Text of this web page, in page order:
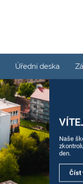
Úřední deska
Naše
den.
Číst